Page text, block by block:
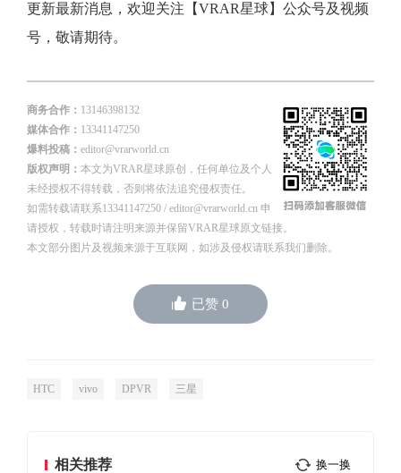
更新最新消息，欢迎关注【VRAR星球】公众号及视频
号，敬请期待。
商务合作： 13146398132
媒体合作： 13341147250
爆料投稿： editor@vrarworld.cn
版权声明： 本文为VRAR星球原创，任何单位及个人
未经授权不得转载，否则将依法追究侵权责任。
如需转载请联系13341147250 / editor@vrarworld.cn 申
请授权，转载时请注明来源并保留VRAR星球原文链接。
本文部分图片及视频来源于互联网，如涉及侵权请联系我们删除。
已赞 0
HTC vivo DPVR 三星
相关推荐 换一换